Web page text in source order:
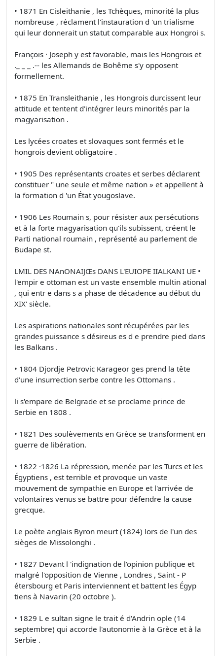
• 1871 En Cisleithanie , les Tchèques, minorité la plus
nombreuse , réclament l'instauration d 'un trialisme
qui leur donnerait un statut comparable aux Hongroi s.
François · Joseph y est favorable, mais les Hongrois et
._ _ _ .-- les Allemands de Bohême s'y opposent
formellement.
• 1875 En Transleithanie , les Hongrois durcissent leur
attitude et tentent d'intégrer leurs minorités par la
magyarisation .
Les lycées croates et slovaques sont fermés et le
hongrois devient obligatoire .
• 1905 Des représentants croates et serbes déclarent
constituer " une seule et même nation » et appellent à
la formation d 'un État yougoslave.
• 1906 Les Roumain s, pour résister aux persécutions
et à la forte magyarisation qu'ils subissent, créent le
Parti national roumain , représenté au parlement de
Budape st.
LMIL DES NAnONAIJŒs DANS L'EUIOPE IIALKANI UE •
l'empir e ottoman est un vaste ensemble multin ational
, qui entr e dans s a phase de décadence au début du
XIX' siècle.
Les aspirations nationales sont récupérées par les
grandes puissance s désireus es d e prendre pied dans
les Balkans .
• 1804 Djordje Petrovic Karageor ges prend la tête
d'une insurrection serbe contre les Ottomans .
li s'empare de Belgrade et se proclame prince de
Serbie en 1808 .
• 1821 Des soulèvements en Grèce se transforment en
guerre de libération.
• 1822 ·1826 La répression, menée par les Turcs et les
Égyptiens , est terrible et provoque un vaste
mouvement de sympathie en Europe et l'arrivée de
volontaires venus se battre pour défendre la cause
grecque.
Le poète anglais Byron meurt (1824) lors de l'un des
sièges de Missolonghi .
• 1827 Devant l 'indignation de l'opinion publique et
malgré l'opposition de Vienne , Londres , Saint - P
étersbourg et Paris interviennent et battent les Égyp
tiens à Navarin (20 octobre ).
• 1829 L e sultan signe le trait é d'Andrin ople (14
septembre) qui accorde l'autonomie à la Grèce et à la
Serbie .